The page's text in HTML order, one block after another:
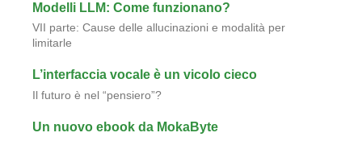
Modelli LLM: Come funzionano?
VII parte: Cause delle allucinazioni e modalità per
limitarle
L’interfaccia vocale è un vicolo cieco
Il futuro è nel “pensiero”?
Un nuovo ebook da MokaByte